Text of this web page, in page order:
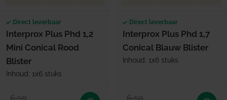
Direct leverbaar
Interprox Plus Phd 1,2
Mini Conical Rood
Blister
Inhoud: 1x6 stuks
6,50
Direct leverbaar
Interprox Plus Phd 1,7
Conical Blauw Blister
Inhoud: 1x6 stuks
6,50